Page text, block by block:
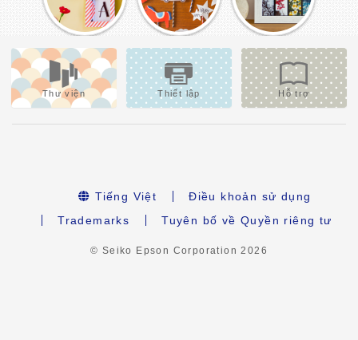
Thư viện Thiết lập Hỗ trợ
Tiếng Việt
Điều khoản sử dụng
Trademarks
Tuyên bố về Quyền riêng tư
© Seiko Epson Corporation2026